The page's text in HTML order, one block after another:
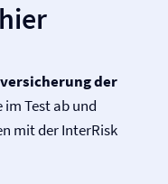
der
im Test ab und
mit der InterRisk